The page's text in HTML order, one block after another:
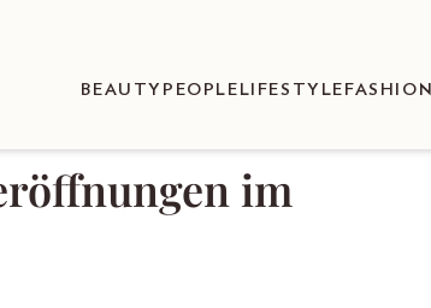
BEAUTY PEOPLE LIFESTYLE FASHION
im